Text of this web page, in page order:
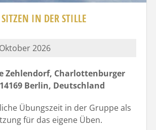
IN DER STILLE
2026
Zehlendorf, Charlottenburger
Berlin, Deutschland
Übungszeit in der Gruppe als
für das eigene Üben.